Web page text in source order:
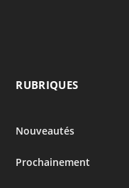
RUBRIQUES
Nouveautés
Prochainement